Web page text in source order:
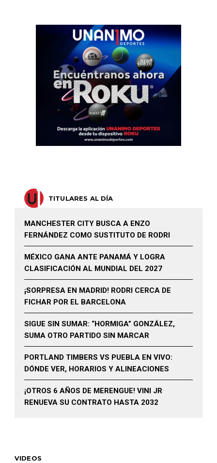
TITULARES AL DÍA
MANCHESTER CITY BUSCA A ENZO
FERNÁNDEZ COMO SUSTITUTO DE RODRI
MÉXICO GANA ANTE PANAMÁ Y LOGRA
CLASIFICACIÓN AL MUNDIAL DEL 2027
¡SORPRESA EN MADRID! RODRI CERCA DE
FICHAR POR EL BARCELONA
SIGUE SIN SUMAR: “HORMIGA” GONZÁLEZ,
SUMA OTRO PARTIDO SIN MARCAR
PORTLAND TIMBERS VS PUEBLA EN VIVO:
DÓNDE VER, HORARIOS Y ALINEACIONES
¡OTROS 6 AÑOS DE MERENGUE! VINI JR
RENUEVA SU CONTRATO HASTA 2032
VIDEOS